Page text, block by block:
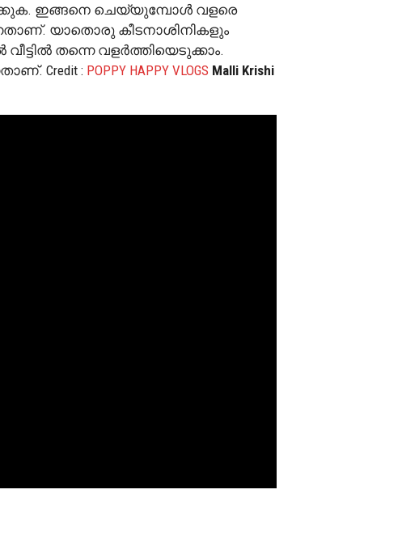
ഇങ്ങനെ ചെയ്യുമ്പോൾ വളരെ
യാതൊരു കീടനാശിനികളും
തന്നെ വളർത്തിയെടുക്കാം.
Credit : POPPY HAPPY VLOGS Malli Krishi